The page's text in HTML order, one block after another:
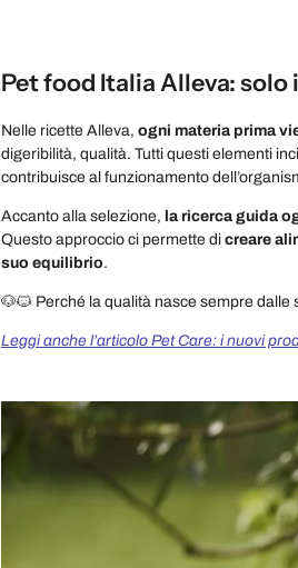
Pet food Italia Alleva:
Nelle ricette Alleva, ogni materia prima
digeribilità, qualità. Tutti questi elementi
contribuisce al funzionamento
Accanto alla selezione, la ricerca guida
Questo approccio ci permette di creare
suo equilibrio.
🐶🐱 Perché la qualità nasce sempre dalle
Leggi anche l’articolo Pet Care: i nuovi